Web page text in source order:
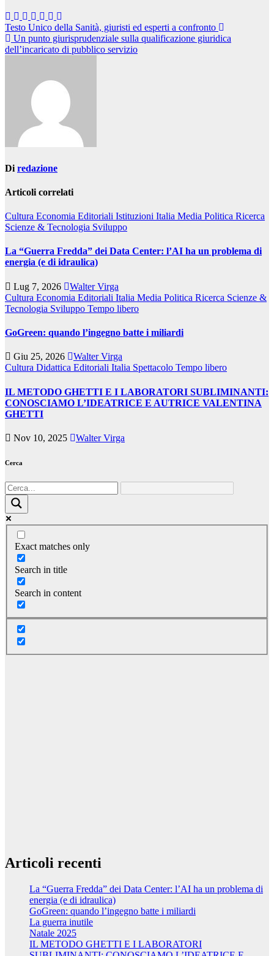
Navigazione
articoli
Testo Unico della Sanità, giuristi ed esperti a confronto
Un punto giurisprudenziale sulla qualificazione giuridica
dell’incaricato di pubblico servizio
Di redazione
Articoli correlati
Cultura Economia Editoriali Istituzioni Italia Media Politica Ricerca
Scienze & Tecnologia Sviluppo
La “Guerra Fredda” dei Data Center: l’AI ha un problema di
energia (e di idraulica)
Lug 7, 2026
Walter Virga
Cultura Economia Editoriali Italia Media Politica Ricerca Scienze &
Tecnologia Sviluppo Tempo libero
GoGreen: quando l’ingegno batte i miliardi
Giu 25, 2026
Walter Virga
Cultura Didattica Editoriali Italia Spettacolo Tempo libero
IL METODO GHETTI E I LABORATORI SUBLIMINANTI:
CONOSCIAMO L’IDEATRICE E AUTRICE VALENTINA
GHETTI
Nov 10, 2025 Walter Virga
Cerca
Exact matches only
Search in title
Search in content
Articoli recenti
La “Guerra Fredda” dei Data Center: l’AI ha un problema di
energia (e di idraulica)
GoGreen: quando l’ingegno batte i miliardi
La guerra inutile
Natale 2025
IL METODO GHETTI E I LABORATORI